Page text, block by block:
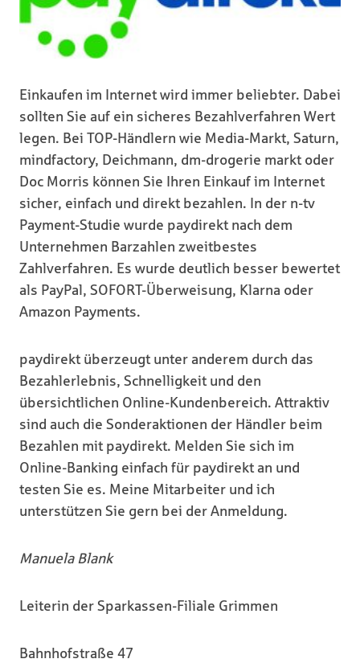
Einkaufen im Internet wird immer beliebter. Dabei
sollten Sie auf ein sicheres Bezahlverfahren Wert
legen. Bei TOP-Händlern wie Media-Markt, Saturn,
mindfactory, Deichmann, dm-drogerie markt oder
Doc Morris können Sie Ihren Einkauf im Internet
sicher, einfach und direkt bezahlen. In der n-tv
Payment-Studie wurde paydirekt nach dem
Unternehmen Barzahlen zweitbestes
Zahlverfahren. Es wurde deutlich besser bewertet
als PayPal, SOFORT-Überweisung, Klarna oder
Amazon Payments.
paydirekt überzeugt unter anderem durch das
Bezahlerlebnis, Schnelligkeit und den
übersichtlichen Online-Kundenbereich. Attraktiv
sind auch die Sonderaktionen der Händler beim
Bezahlen mit paydirekt. Melden Sie sich im
Online-Banking einfach für paydirekt an und
testen Sie es. Meine Mitarbeiter und ich
unterstützen Sie gern bei der Anmeldung.
Manuela Blank
Leiterin der Sparkassen-Filiale Grimmen
Bahnhofstraße 47